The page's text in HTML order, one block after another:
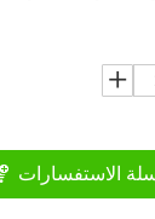
الاستفسارات